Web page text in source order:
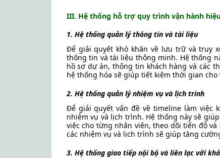
III. Hệ thống hỗ trợ quy trình vận hành
1. Hệ thống quản lý thông tin và tài liệu
Để giải quyết khó khăn về lưu trữ và truy
thông tin và tài liệu thông minh. Hệ thống
hồ sơ dự án, thông tin khách hàng và các
hệ thống hóa sẽ giúp tiết kiệm thời gian
2. Hệ thống quản lý nhiệm vụ và lịch trình
Để giải quyết vấn đề về timeline làm việc
nhiệm vụ và lịch trình. Hệ thống này sẽ
việc cho từng nhân viên, theo dõi tiến độ
các nhiệm vụ và lịch trình sẽ giúp tăng
3. Hệ thống giao tiếp nội bộ và liên lạc với